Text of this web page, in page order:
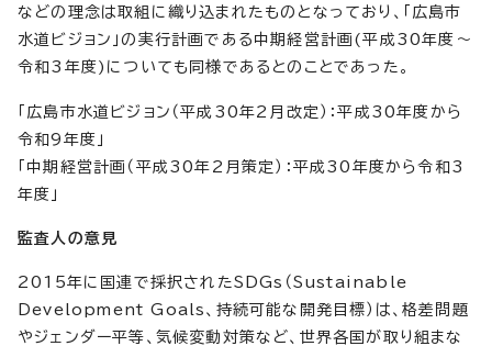
などの理念は取組に織り込まれたものとなっており、「広島市
水道ビジョン」の実行計画である中期経営計画(平成30年度～
令和3年度)についても同様であるとのことであった。
「広島市水道ビジョン（平成30年2月改定）：平成30年度から
令和9年度」
「中期経営計画（平成30年2月策定）：平成30年度から令和3
年度」
監査人の意見
2015年に国連で採択されたSDGs（Sustainable
Development Goals、持続可能な開発目標）は、格差問題
やジェンダー平等、気候変動対策など、世界各国が取り組まな